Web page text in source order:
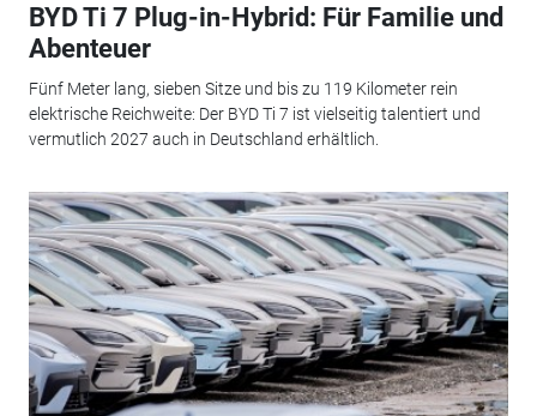
BYD Ti 7 Plug-in-Hybrid: Für Familie und
Abenteuer
Fünf Meter lang, sieben Sitze und bis zu 119 Kilometer rein
elektrische Reichweite: Der BYD Ti 7 ist vielseitig talentiert und
vermutlich 2027 auch in Deutschland erhältlich.